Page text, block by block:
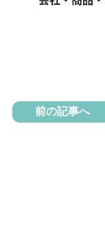
前の記事へ